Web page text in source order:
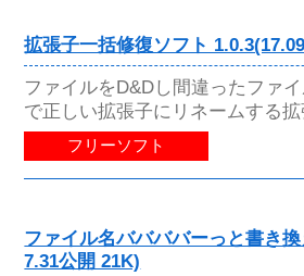
拡張子一括修復ソフト
ファイルをD&Dし間違ったファ
で正しい拡張子にリネームする
フリーソフト
ファイル名ババババーっと書き
7.31公開 21K)